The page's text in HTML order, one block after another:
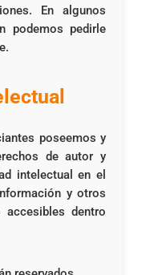
En algunos
podemos pedirle
poseemos y
de autor y
intelectual en el
y otros
dentro